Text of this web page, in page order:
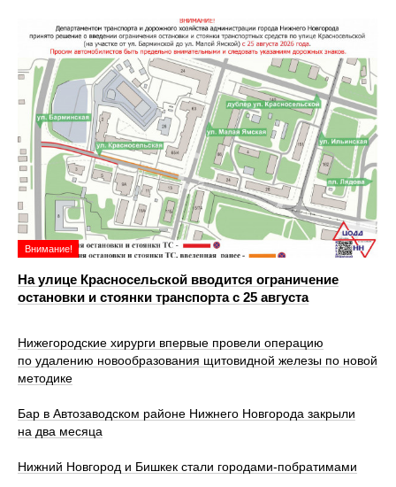
Внимание!
На улице Красносельской вводится ограничение
остановки и стоянки транспорта с 25 августа
Нижегородские хирурги впервые провели операцию
по удалению новообразования щитовидной железы по новой
методике
Бар в Автозаводском районе Нижнего Новгорода закрыли
на два месяца
Нижний Новгород и Бишкек стали городами-побратимами